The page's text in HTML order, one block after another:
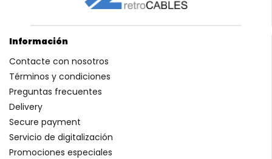
Información
Contacte con nosotros
Términos y condiciones
Preguntas frecuentes
Delivery
Secure payment
Servicio de digitalización
Promociones especiales